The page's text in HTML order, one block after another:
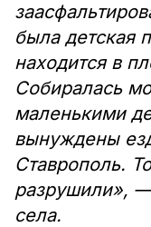
была детская
находится в
Собиралась
маленькими
вынуждены
Ставрополь.
разрушили»,
села.